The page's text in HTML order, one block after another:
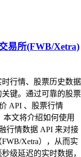
易所(FWB/Xetra)
行情、股票历史数据
键。通过可靠的股票
API 、股票行情
文将介绍如何使用
行情数据 API 来对接
Xetra），从而实
级延迟的实时数据，